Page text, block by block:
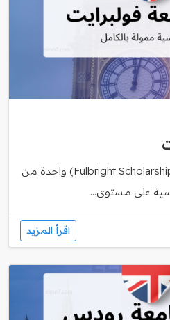
تعد منح جامعة فولبرايت (Fulbright Scholarship) واحدة من
على مستوى...
اقرأ المزيد